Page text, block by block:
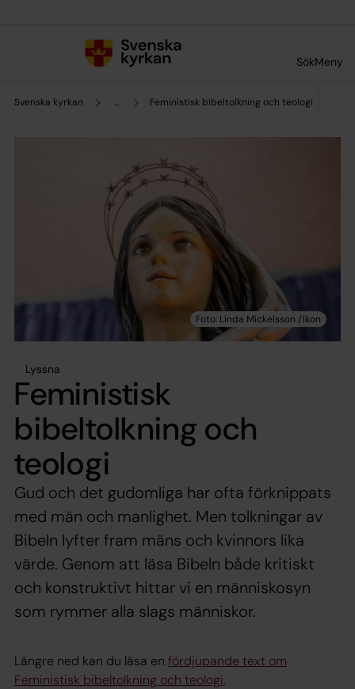
SökMeny
Svenska kyrkan ... Feministisk bibeltolkning och teologi
Lyssna
Feministisk
bibeltolkning och
teologi
Gud och det gudomliga har ofta förknippats
med män och manlighet. Men tolkningar av
Bibeln lyfter fram mäns och kvinnors lika
värde. Genom att läsa Bibeln både kritiskt
och konstruktivt hittar vi en människosyn
som rymmer alla slags människor.
Längre ned kan du läsa en fördjupande text om
Feministisk bibeltolkning och teologi.